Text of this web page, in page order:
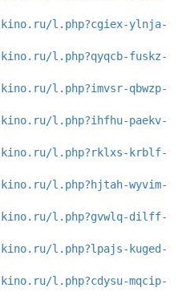
l.php?cgiex-ylnja-
l.php?qyqcb-fuskz-
l.php?imvsr-qbwzp-
l.php?ihfhu-paekv-
kino.ru/l.php?rklxs-krblf-
l.php?hjtah-wyvim-
kino.ru/l.php?gvwlq-dilff-
l.php?lpajs-kuged-
l.php?cdysu-mqcip-